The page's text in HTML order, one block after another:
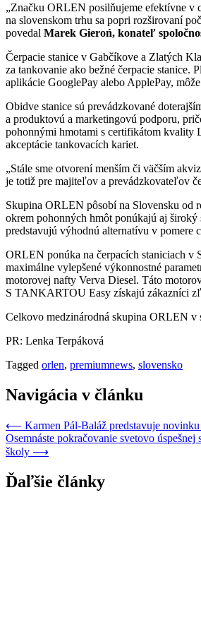
„Značku ORLEN posilňujeme efektívne v
na slovenskom trhu sa popri rozširovaní
povedal Marek Gieroń, konateľ
Čerpacie stanice v Gabčíkove a Zlatých
za tankovanie ako bežné čerpacie
aplikácie GooglePay alebo ApplePay,
Obidve stanice sú prevádzkované
a produktovú a marketingovú podporu,
pohonnými hmotami s certifikátom kvality
akceptácie tankovacích kariet.
„Stále sme otvorení menším či väčším
je totiž pre majiteľov a prevádzkovateľov
Skupina ORLEN pôsobí na Slovensku od
okrem pohonných hmôt ponúkajú aj
predstavujú výhodnú alternatívu v pomere
ORLEN ponúka na čerpacích staniciach v
maximálne vylepšené výkonnostné
motorovej nafty Verva Diesel. Táto
S TANKARTOU Easy získajú zákazníci
Celkovo medzinárodná skupina ORLEN v
PR: Lenka Terpáková
Tagged orlen, premiumnews, slovensko
Navigácia v článku
⟵ Karmen Pál-Baláž predstavuje
Osemnáste pokračovanie svetovo
školy ⟶
Ďaľšie články